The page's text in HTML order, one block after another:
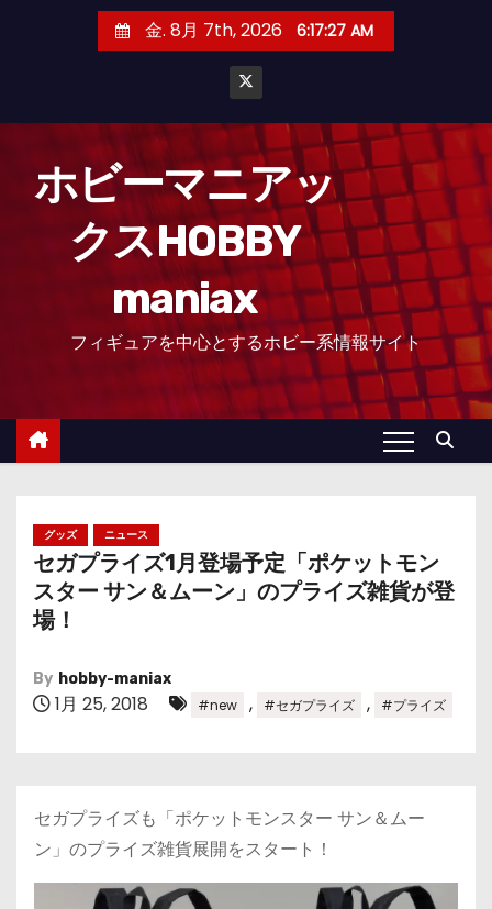
金. 8月 7th, 2026 6:17:28 AM
ホビーマニアッ
クスHOBBY
maniax
フィギュアを中心とするホビー系情報サイト
グッズ ニュース
セガプライズ1月登場予定「ポケットモン
スター サン＆ムーン」のプライズ雑貨が登
場！
By hobby-maniax
1月 25, 2018 #new , #セガプライズ , #プライズ
セガプライズも「ポケットモンスター サン＆ムー
ン」のプライズ雑貨展開をスタート！